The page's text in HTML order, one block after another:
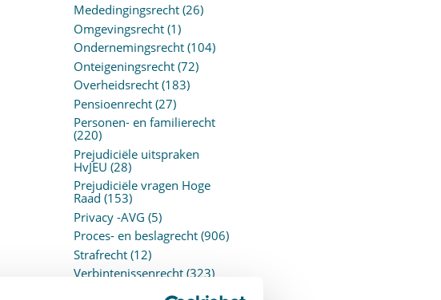
Mededingingsrecht(26)
Omgevingsrecht(1)
Ondernemingsrecht(104)
Onteigeningsrecht(72)
Overheidsrecht(183)
Pensioenrecht(27)
Personen- en familierecht
(220)
Prejudiciële uitspraken
HvJEU (28)
Prejudiciële vragen Hoge
Raad (153)
Privacy -AVG (5)
Proces- en beslagrecht(906)
Strafrecht(12)
Verbintenissenrecht(323)
Vermogensrecht algemeen